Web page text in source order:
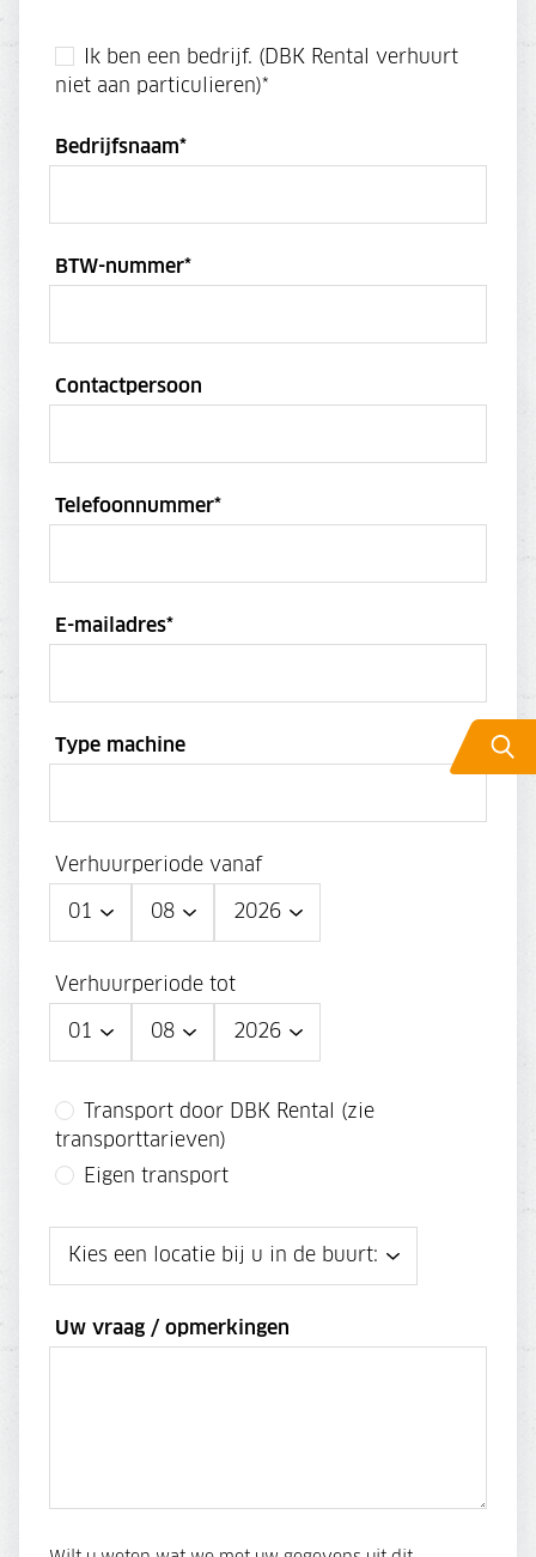
Ik ben een bedrijf. (DBK Rental verhuurt
niet aan particulieren)*
Bedrijfsnaam*
BTW-nummer*
Contactpersoon
Telefoonnummer*
E-mailadres*
Type machine
Verhuurperiode vanaf
Verhuurperiode tot
Transport door DBK Rental (zie
transporttarieven)
Eigen transport
Uw vraag / opmerkingen